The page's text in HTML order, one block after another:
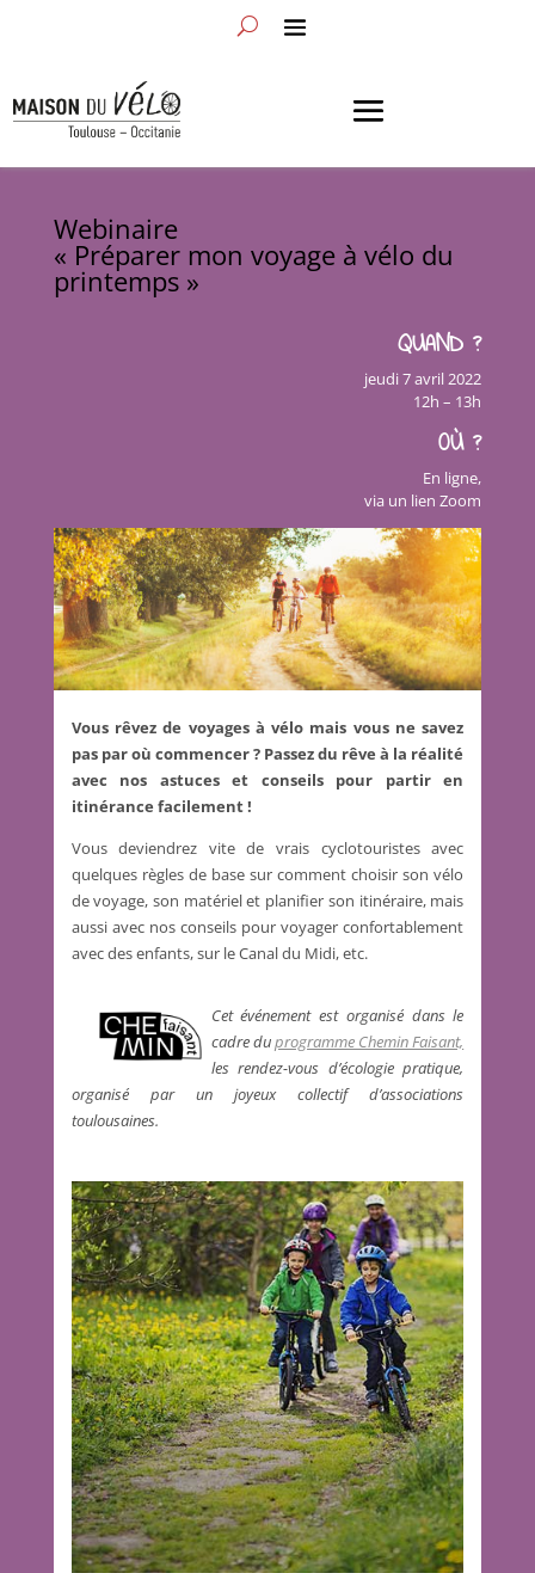
Webinaire
« Préparer mon voyage à vélo du
printemps »
QUAND ?
jeudi 7 avril 2022
12h – 13h
OÙ ?
En ligne,
via un lien Zoom
Vous rêvez de voyages à vélo mais vous ne savez
pas par où commencer ? Passez du rêve à la réalité
avec nos astuces et conseils pour partir en
itinérance facilement !
Vous deviendrez vite de vrais cyclotouristes avec
quelques règles de base sur comment choisir son vélo
de voyage, son matériel et planifier son itinéraire, mais
aussi avec nos conseils pour voyager confortablement
avec des enfants, sur le Canal du Midi, etc.
Cet événement est organisé dans le
cadre duprogramme Chemin Faisant,
les rendez-vous d’écologie pratique,
organisé par un joyeux collectif d’associations
toulousaines.